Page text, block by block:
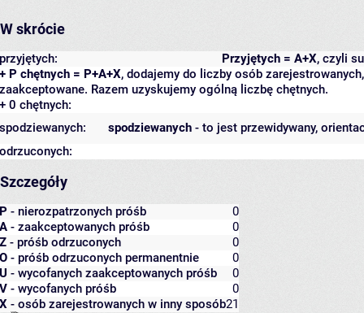
W skrócie
Przyjętych = A+X, czyli
przyjętych:
+ P chętnych = P+A+X, dodajemy do liczby osób
zaakceptowane. Razem uzyskujemy ogólną liczbę chętnych.
+ 0 chętnych:
spodziewanych - to jest przewidywany,
spodziewanych:
odrzuconych:
Szczegóły
P - nierozpatrzonych próśb
0
A - zaakceptowanych próśb
0
Z - próśb odrzuconych
0
O - próśb odrzuconych permanentnie
0
U - wycofanych zaakceptowanych próśb
0
V - wycofanych próśb
0
X - osób zarejestrowanych w inny sposób21